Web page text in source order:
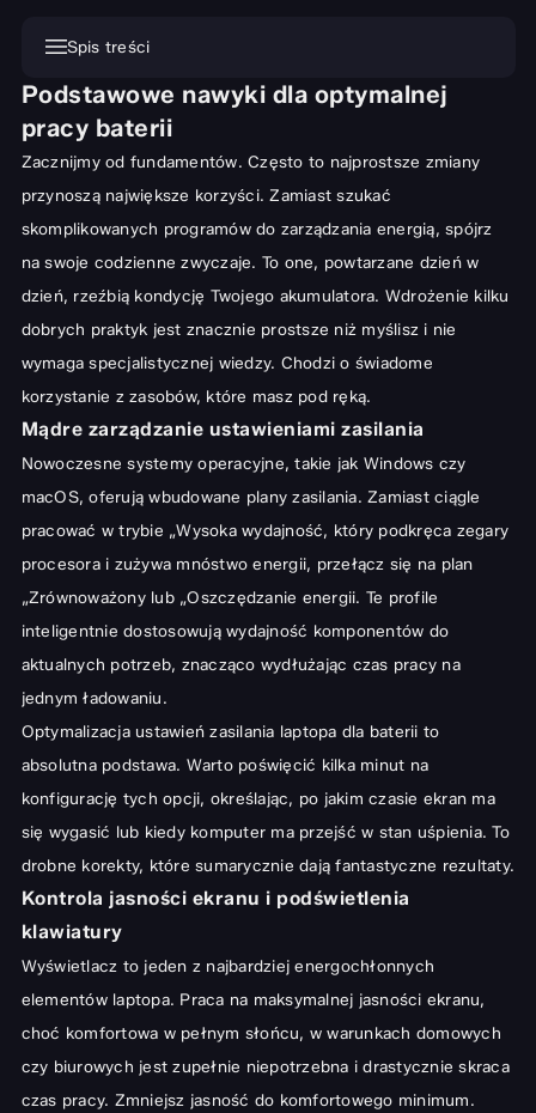
Spis treści
Podstawowe nawyki dla optymalnej pracy baterii
Mądre zarządzanie ustawieniami zasilania
Kontrola jasności ekranu i podświetlenia klawiatury
Zaawansowane strategie przedłużania życia baterii
Rola temperatury: Jak unikać przegrzewania laptopa?
Wybór odpowiedniego zasilacza i prawidłowe ładowanie
Codzienna pielęgnacja i unikanie typowych błędów
Czy odłączać laptopa od zasilania po naładowaniu?
Właściwe przechowywanie laptopa i nieużywanych baterii
Jakie aplikacje i procesy najbardziej obciążają baterię?
Objawy zużytej baterii: Na co zwrócić uwagę?
Jak wybrać nową baterię do laptopa?
Dłuższa żywotność baterii to wydajniejsza praca
Podstawowe nawyki dla optymalnej
pracy baterii
Zacznijmy od fundamentów. Często to najprostsze zmiany
przynoszą największe korzyści. Zamiast szukać
skomplikowanych programów do zarządzania energią, spójrz
na swoje codzienne zwyczaje. To one, powtarzane dzień w
dzień, rzeźbią kondycję Twojego akumulatora. Wdrożenie kilku
dobrych praktyk jest znacznie prostsze niż myślisz i nie
wymaga specjalistycznej wiedzy. Chodzi o świadome
korzystanie z zasobów, które masz pod ręką.
Mądre zarządzanie ustawieniami zasilania
Nowoczesne systemy operacyjne, takie jak Windows czy
macOS, oferują wbudowane plany zasilania. Zamiast ciągle
pracować w trybie „Wysoka wydajność, który podkręca zegary
procesora i zużywa mnóstwo energii, przełącz się na plan
„Zrównoważony lub „Oszczędzanie energii. Te profile
inteligentnie dostosowują wydajność komponentów do
aktualnych potrzeb, znacząco wydłużając czas pracy na
jednym ładowaniu.
Optymalizacja ustawień zasilania laptopa dla baterii to
absolutna podstawa. Warto poświęcić kilka minut na
konfigurację tych opcji, określając, po jakim czasie ekran ma
się wygasić lub kiedy komputer ma przejść w stan uśpienia. To
drobne korekty, które sumarycznie dają fantastyczne rezultaty.
Kontrola jasności ekranu i podświetlenia
klawiatury
Wyświetlacz to jeden z najbardziej energochłonnych
elementów laptopa. Praca na maksymalnej jasności ekranu,
choć komfortowa w pełnym słońcu, w warunkach domowych
czy biurowych jest zupełnie niepotrzebna i drastycznie skraca
czas pracy. Zmniejsz jasność do komfortowego minimum.